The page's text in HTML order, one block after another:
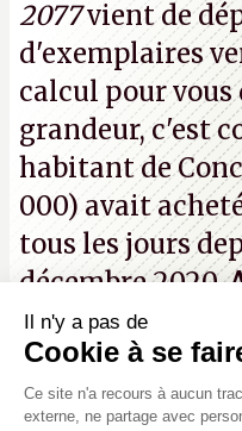
vouloir se séparer du
2077vient de
d'exemplaires
calcul pour vous
grandeur, c'est
habitant de
000) avait
tous les jours
décembre 2020.
Il n'y a pas de
Cookie à se
Ce site n'a recours à aucun
externe, ne partage avec